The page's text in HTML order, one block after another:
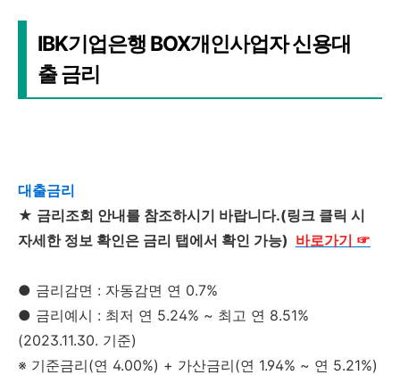
IBK기업은행 BOX개인사업자 신용대
출 금리
대출금리
★ 금리조회 안내를 참조하시기 바랍니다.(링크 클릭 시
자세한 정보 확인은 금리 탭에서 확인 가능) 바로가기 ☞
● 금리감면 : 자동감면 연 0.7%
● 금리예시 : 최저 연 5.24% ~ 최고 연 8.51%
(2023.11.30. 기준)
※ 기준금리(연 4.00%) + 가산금리(연 1.94% ~ 연 5.21%)